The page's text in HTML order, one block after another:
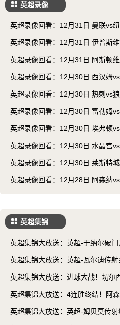
英超录像
英超录像回看：12月
英超录像回看：12
英超录像回看：12
英超录像回看：12月
英超录像回看：12月30日 热
英超录像回看：12
英超录像回看：12
英超录像回看：12
英超录像回看：12月
英超录像回看：12
英超集锦
英超集锦大放送：英超-于纳尔破门瓦塔拉绝杀
英超集锦大放送：英超-瓦尔迪传射范尼执
英超集锦大放送：进球大战！切尔
英超集锦大放送：4连胜终结！阿森
英超集锦大放送：英超-姆贝莫传射维萨伊萨